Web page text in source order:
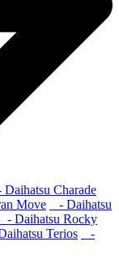
Charade
Move
- Daihatsu
- Daihatsu Rocky
Terios
-